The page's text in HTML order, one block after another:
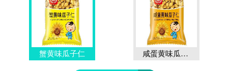
蟹黄味瓜子仁 咸蛋黄味瓜子仁